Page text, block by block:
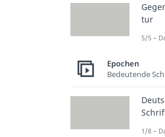
tur
5/5 –
Epochen
Bedeutende
1/8 –